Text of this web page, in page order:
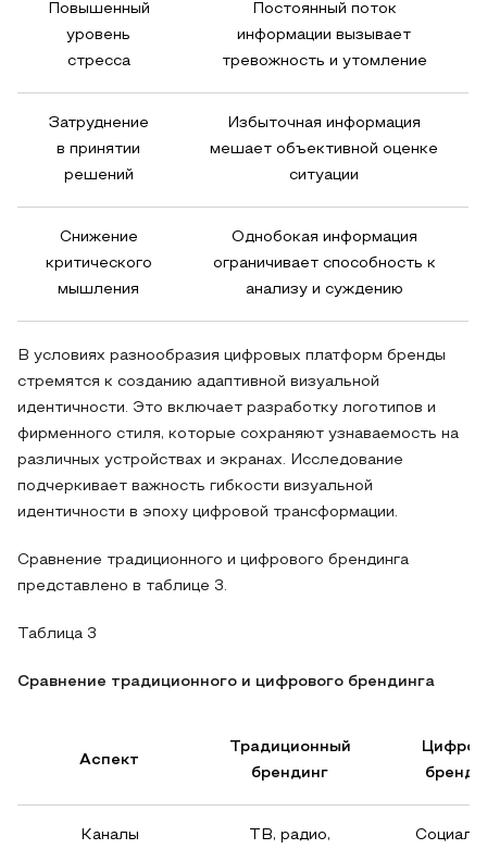
Повышенный
уровень
стресса
Постоянный поток
информации вызывает
тревожность и утомление
Затруднение
в принятии
решений
Избыточная информация
мешает объективной оценке
ситуации
Снижение
критического
мышления
Однобокая информация
ограничивает способность к
анализу и суждению
В условиях разнообразия цифровых платформ бренды
стремятся к созданию адаптивной визуальной
идентичности. Это включает разработку логотипов и
фирменного стиля, которые сохраняют узнаваемость на
различных устройствах и экранах. Исследование
подчеркивает важность гибкости визуальной
идентичности в эпоху цифровой трансформации.
Сравнение традиционного и цифрового брендинга
представлено в таблице 3.
Таблица 3
Сравнение традиционного и цифрового брендинга
Аспект
Традиционный
брендинг
Каналы
ТВ, радио,